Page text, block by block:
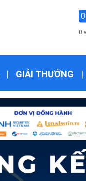
0
0
| GIẢI THƯỞNG |